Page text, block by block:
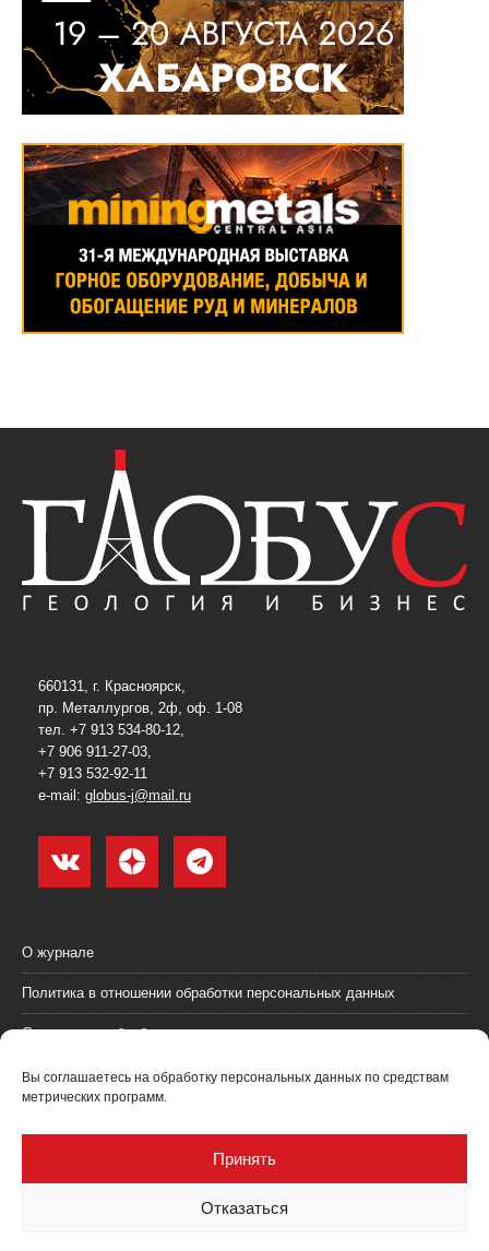
Вы соглашаетесь на обработку персональных данных по средствам
метрических программ.
Принять
Отказаться
660131, г. Красноярск,
пр. Металлургов, 2ф, оф. 1-08
тел. +7 913 534-80-12,
+7 906 911-27-03,
+7 913 532-92-11
e-mail: globus-j@mail.ru
О журнале
Политика в отношении обработки персональных данных
Согласие на обработку персональных данных
Пользовательское соглашение (оферта)